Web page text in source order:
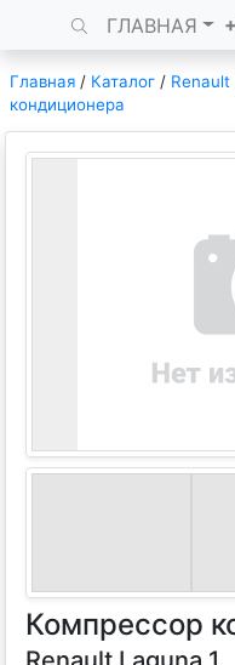
ГЛАВНАЯ
Главная / Каталог / Renault
кондиционера
Компрессор